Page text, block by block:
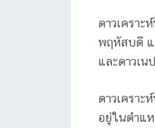
ดาวเคราะ
พฤหัสบดี แ
และดาวเ
ดาวเคราะ
อยู่ในตำแห